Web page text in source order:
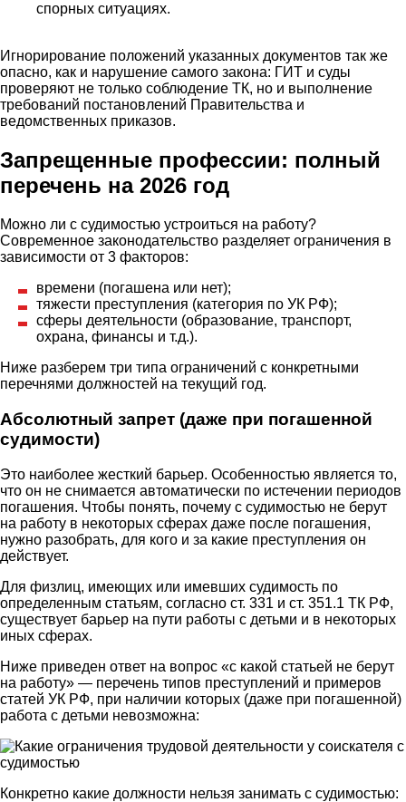
спорных ситуациях.
Игнорирование положений указанных документов так же
опасно, как и нарушение самого закона: ГИТ и суды
проверяют не только соблюдение ТК, но и выполнение
требований постановлений Правительства и
ведомственных приказов.
Запрещенные профессии: полный
перечень на 2026 год
Можно ли с судимостью устроиться на работу?
Современное законодательство разделяет ограничения в
зависимости от 3 факторов:
времени (погашена или нет);
тяжести преступления (категория по УК РФ);
сферы деятельности (образование, транспорт,
охрана, финансы и т.д.).
Ниже разберем три типа ограничений с конкретными
перечнями должностей на текущий год.
Абсолютный запрет (даже при погашенной
судимости)
Это наиболее жесткий барьер. Особенностью является то,
что он не снимается автоматически по истечении периодов
погашения. Чтобы понять, почему с судимостью не берут
на работу в некоторых сферах даже после погашения,
нужно разобрать, для кого и за какие преступления он
действует.
Для физлиц, имеющих или имевших судимость по
определенным статьям, согласно ст. 331 и ст. 351.1 ТК РФ,
существует барьер на пути работы с детьми и в некоторых
иных сферах.
Ниже приведен ответ на вопрос «с какой статьей не берут
на работу» — перечень типов преступлений и примеров
статей УК РФ, при наличии которых (даже при погашенной)
работа с детьми невозможна:
Конкретно какие должности нельзя занимать с судимостью: